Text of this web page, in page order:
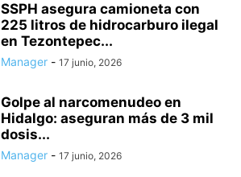
SSPH asegura camioneta con
225 litros de hidrocarburo ilegal
en Tezontepec...
Manager - 17 junio, 2026
Golpe al narcomenudeo en
Hidalgo: aseguran más de 3 mil
dosis...
Manager - 17 junio, 2026